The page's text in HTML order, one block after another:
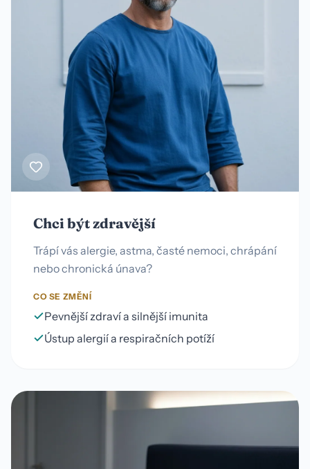
Chci být zdravější
Trápí vás alergie, astma, časté nemoci, chrápání
nebo chronická únava?
CO SE ZMĚNÍ
Pevnější zdraví a silnější imunita
Ústup alergií a respiračních potíží